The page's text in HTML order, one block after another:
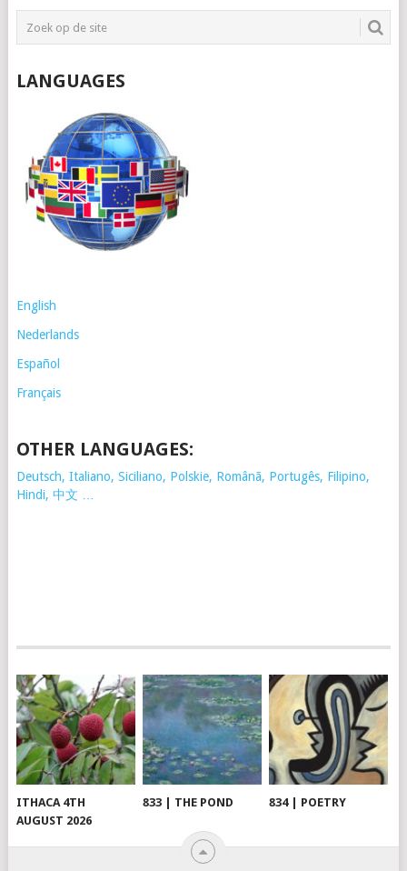
LANGUAGES
English
Nederlands
Español
Français
OTHER LANGUAGES:
Deutsch, Italiano, Siciliano, Polskie, Românã, Portugês, Filipino,
Hindi, 中文 …
ITHACA 4TH
AUGUST 2026
833 | THE POND 834 | POETRY